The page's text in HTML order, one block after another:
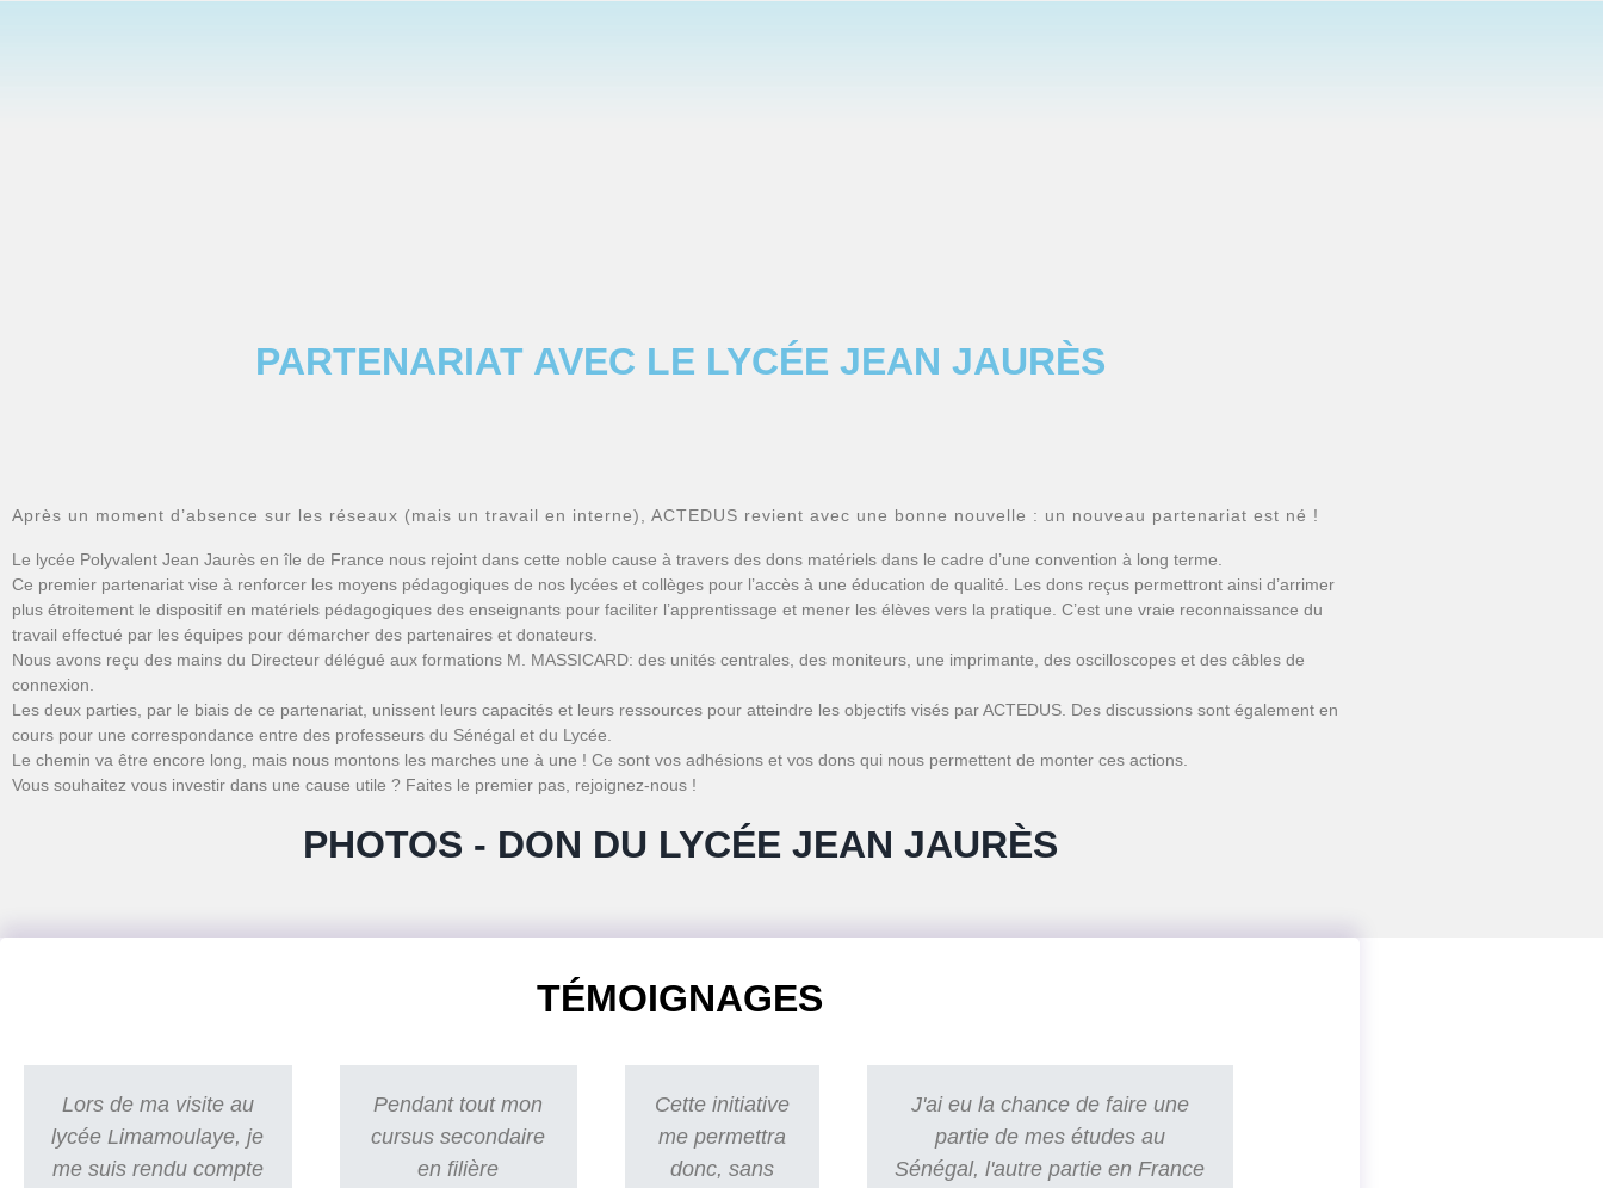
PARTENARIAT AVEC LE LYCÉE JEAN JAURÈS
Après un moment d’absence sur les réseaux (mais un travail en interne), ACTEDUS revient avec une bonne nouvelle : un nouveau partenariat est né !
Le lycée Polyvalent Jean Jaurès en île de France nous rejoint dans cette noble cause à travers des dons matériels dans le cadre d’une convention à long terme.
Ce premier partenariat vise à renforcer les moyens pédagogiques de nos lycées et collèges pour l’accès à une éducation de qualité. Les dons reçus permettront ainsi d’arrimer
plus étroitement le dispositif en matériels pédagogiques des enseignants pour faciliter l’apprentissage et mener les élèves vers la pratique. C’est une vraie reconnaissance du
travail effectué par les équipes pour démarcher des partenaires et donateurs.
Nous avons reçu des mains du Directeur délégué aux formations M. MASSICARD: des unités centrales, des moniteurs, une imprimante, des oscilloscopes et des câbles de
connexion.
Les deux parties, par le biais de ce partenariat, unissent leurs capacités et leurs ressources pour atteindre les objectifs visés par ACTEDUS. Des discussions sont également en
cours pour une correspondance entre des professeurs du Sénégal et du Lycée.
Le chemin va être encore long, mais nous montons les marches une à une ! Ce sont vos adhésions et vos dons qui nous permettent de monter ces actions.
Vous souhaitez vous investir dans une cause utile ? Faites le premier pas, rejoignez-nous !
PHOTOS - DON DU LYCÉE JEAN JAURÈS
TÉMOIGNAGES
Lors de ma visite au
lycée Limamoulaye, je
me suis rendu compte
Pendant tout mon
cursus secondaire
en filière
Cette initiative
me permettra
donc, sans
J'ai eu la chance de faire une
partie de mes études au
Sénégal, l'autre partie en France